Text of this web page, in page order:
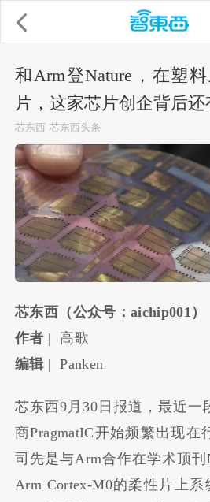
和Arm登Nature，在塑
片，这家芯片创企背后
芯东西 芯东西头条
芯东西（公众号：aichip001）
作者 | 高歌
编辑 |Panken
芯东西9月30日报道，最近一
商Pr​​agmatIC开始频繁出现在
司先是与Arm合作在学术顶
Arm Cortex-M0的柔性片上系